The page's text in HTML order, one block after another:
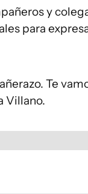
y
para
Te
Villano.